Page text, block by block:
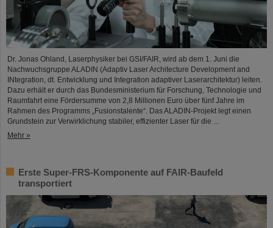
Dr. Jonas Ohland, Laserphysiker bei GSI/FAIR, wird ab dem 1. Juni die
Nachwuchsgruppe ALADIN (Adaptiv Laser Architecture Development and
INtegration, dt. Entwicklung und Integration adaptiver Laserarchitektur) leiten.
Dazu erhält er durch das Bundesministerium für Forschung, Technologie und
Raumfahrt eine Fördersumme von 2,8 Millionen Euro über fünf Jahre im
Rahmen des Programms „Fusionstalente“. Das ALADIN-Projekt legt einen
Grundstein zur Verwirklichung stabiler, effizienter Laser für die ...
Mehr »
Erste Super-FRS-Komponente auf FAIR-Baufeld
transportiert